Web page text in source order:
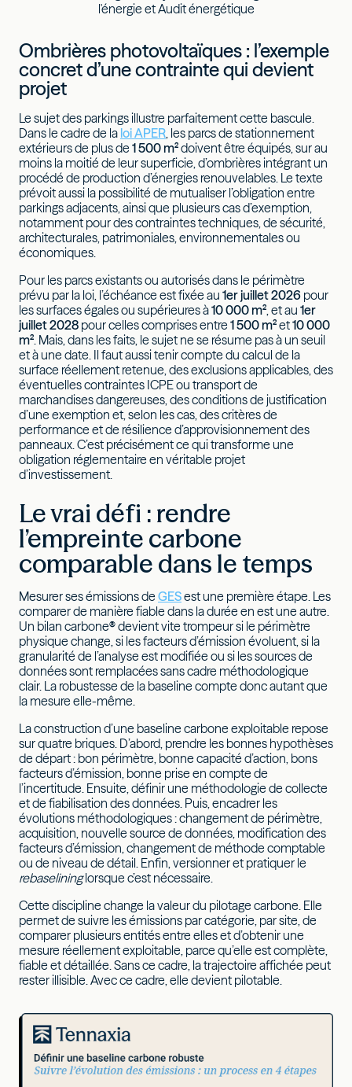
l'énergie et Audit énergétique
Ombrières photovoltaïques : l’exemple
concret d’une contrainte qui devient
projet
Le sujet des parkings illustre parfaitement cette bascule.
Dans le cadre de la loi APER, les parcs de stationnement
extérieurs de plus de 1 500 m²doivent être équipés, sur au
moins la moitié de leur superficie, d’ombrières intégrant un
procédé de production d’énergies renouvelables. Le texte
prévoit aussi la possibilité de mutualiser l’obligation entre
parkings adjacents, ainsi que plusieurs cas d’exemption,
notamment pour des contraintes techniques, de sécurité,
architecturales, patrimoniales, environnementales ou
économiques.
Pour les parcs existants ou autorisés dans le périmètre
prévu par la loi, l’échéance est fixée au 1er juillet 2026 pour
les surfaces égales ou supérieures à10 000 m², et au 1er
juillet 2028 pour celles comprises entre 1 500 m²et10 000
m². Mais, dans les faits, le sujet ne se résume pas à un seuil
et à une date. Il faut aussi tenir compte du calcul de la
surface réellement retenue, des exclusions applicables, des
éventuelles contraintes ICPE ou transport de
marchandises dangereuses, des conditions de justification
d’une exemption et, selon les cas, des critères de
performance et de résilience d’approvisionnement des
panneaux. C’est précisément ce qui transforme une
obligation réglementaire en véritable projet
d’investissement.
Le vrai défi : rendre
l’empreinte carbone
comparable dans le temps
Mesurer ses émissions de GESest une première étape. Les
comparer de manière fiable dans la durée en est une autre.
Un bilan carbone®devient vite trompeur si le périmètre
physique change, si les facteurs d’émission évoluent, si la
granularité de l’analyse est modifiée ou si les sources de
données sont remplacées sans cadre méthodologique
clair. La robustesse de la baseline compte donc autant que
la mesure elle-même.
La construction d’une baseline carbone exploitable repose
sur quatre briques. D’abord, prendre les bonnes hypothèses
de départ : bon périmètre, bonne capacité d’action, bons
facteurs d’émission, bonne prise en compte de
l’incertitude. Ensuite, définir une méthodologie de collecte
et de fiabilisation des données. Puis, encadrer les
évolutions méthodologiques : changement de périmètre,
acquisition, nouvelle source de données, modification des
facteurs d’émission, changement de méthode comptable
ou de niveau de détail. Enfin, versionner et pratiquer le
rebaselininglorsque c’est nécessaire.
Cette discipline change la valeur du pilotage carbone. Elle
permet de suivre les émissions par catégorie, par site, de
comparer plusieurs entités entre elles et d’obtenir une
mesure réellement exploitable, parce qu’elle est complète,
fiable et détaillée. Sans ce cadre, la trajectoire affichée peut
rester illisible. Avec ce cadre, elle devient pilotable.